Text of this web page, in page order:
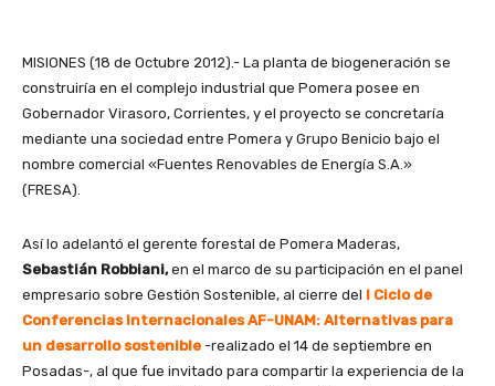
MISIONES (18 de Octubre 2012).- La planta de biogeneración se
construiría en el complejo industrial que Pomera posee en
Gobernador Virasoro, Corrientes, y el proyecto se concretaría
mediante una sociedad entre Pomera y Grupo Benicio bajo el
nombre comercial «Fuentes Renovables de Energía S.A.»
(FRESA).
Así lo adelantó el gerente forestal de Pomera Maderas,
Sebastián Robbiani,en el marco de su participación en el panel
empresario sobre Gestión Sostenible, al cierre del I Ciclo de
Conferencias Internacionales AF-UNAM: Alternativas para
un desarrollo sostenible -realizado el 14 de septiembre en
Posadas-, al que fue invitado para compartir la experiencia de la